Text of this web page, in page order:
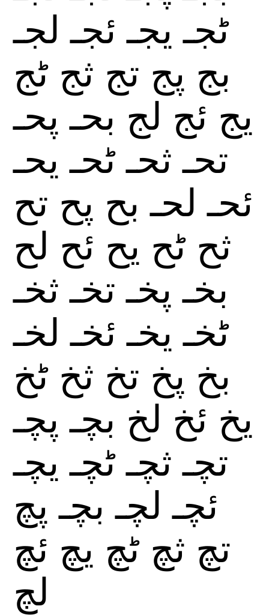
ٹجـ يجـ ئجـ لجـ
بج پج تج ثج ٹج
يج ئج لج بحـ پحـ
تحـ ثحـ ٹحـ يحـ
ئحـ لحـ بح پح تح
ثح ٹح يح ئح لح
بخـ پخـ تخـ ثخـ
ٹخـ يخـ ئخـ لخـ
بخ پخ تخ ثخ ٹخ
يخ ئخ لخ بچـ پچـ
تچـ ثچـ ٹچـ يچـ
ئچـ لچـ بچـ پچ
تچ ثچ ٹچ يچ ئچ
لچ